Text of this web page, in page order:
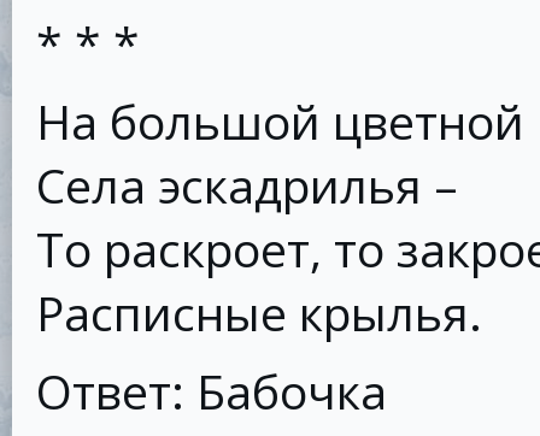
* * *
На большой цветной
Села эскадрилья –
То раскроет, то
Расписные крылья.
Ответ: Бабочка